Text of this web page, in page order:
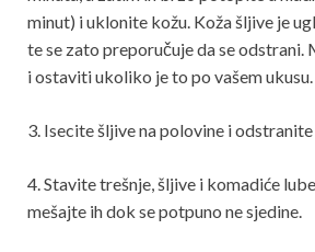
minut) i uklonite kožu. Koža šljive je
te se zato preporučuje da se odstrani.
i ostaviti ukoliko je to po vašem ukusu.
3. Isecite šljive na polovine i
4. Stavite trešnje, šljive i komadiće
mešajte ih dok se potpuno ne sjedine.